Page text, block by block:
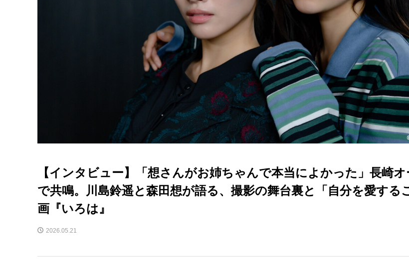
【インタビュー】「想さんがお姉ちゃんで本当によかった」長崎
で共鳴。川島鈴遥と森田想が語る、撮影の舞台裏と「自分を愛する
画『いろは』
2026.05.21